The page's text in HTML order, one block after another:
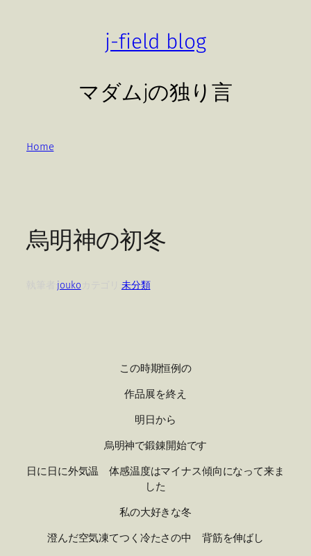
j-field blog
マダムjの独り言
Home
烏明神の初冬
jouko 未分類
この時期恒例の
作品展を終え
明日から
烏明神で鍛錬開始です
日に日に外気温 体感温度はマイナス傾向になって来ま
した
私の大好きな冬
澄んだ空気凍てつく冷たさの中 背筋を伸ばし